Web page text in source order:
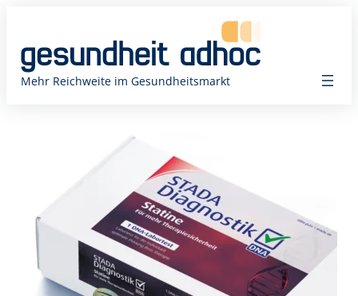
springen
Mehr Reichweite im Gesundheitsmarkt